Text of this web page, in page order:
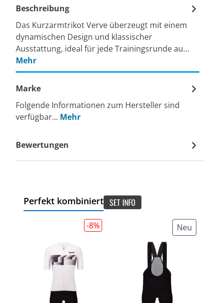
Perfekt kombiniert SET INFO
-8% Neu
Beschreibung
Das Kurzarmtrikot Verve überzeugt mit einem
dynamischen Design und klassischer
Ausstattung, ideal für jede Trainingsrunde au…
Mehr
Marke
Folgende Informationen zum Hersteller sind
verfügbar... Mehr
Bewertungen